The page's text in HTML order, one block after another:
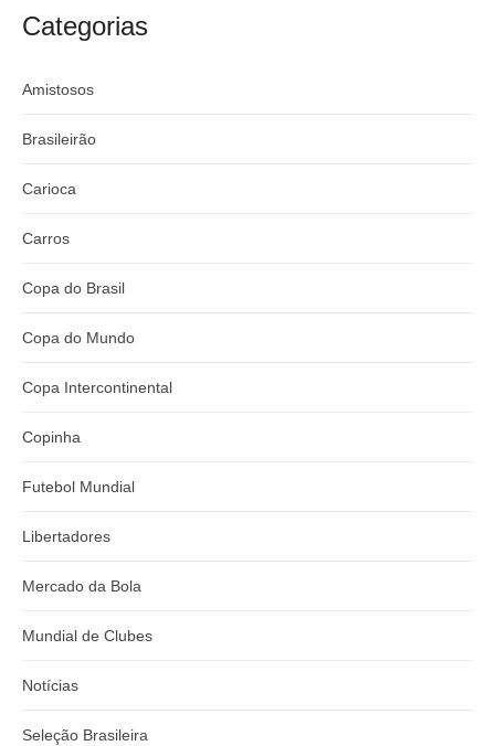
argentino
Categorias
Amistosos
Brasileirão
Carioca
Carros
Copa do Brasil
Copa do Mundo
Copa Intercontinental
Copinha
Futebol Mundial
Libertadores
Mercado da Bola
Mundial de Clubes
Notícias
Seleção Brasileira